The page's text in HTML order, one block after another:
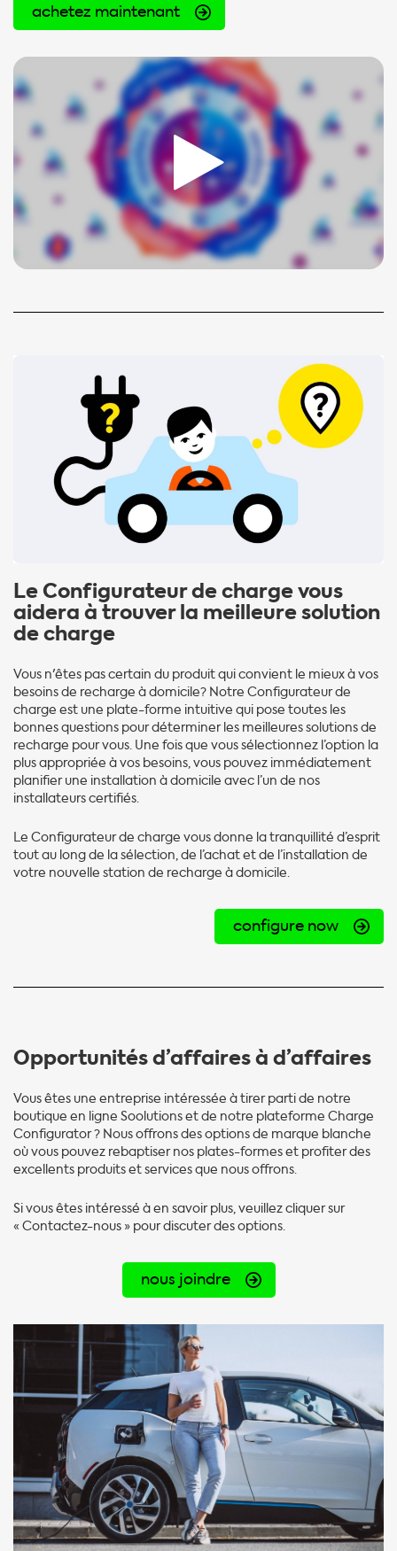
achetez maintenant
Le Configurateur de charge vous
aidera à trouver la meilleure solution
de charge
Vous n'êtes pas certain du produit qui convient le mieux à vos
besoins de recharge à domicile? Notre Configurateur de
charge est une plate-forme intuitive qui pose toutes les
bonnes questions pour déterminer les meilleures solutions de
recharge pour vous. Une fois que vous sélectionnez l’option la
plus appropriée à vos besoins, vous pouvez immédiatement
planifier une installation à domicile avec l’un de nos
installateurs certifiés.
Le Configurateur de charge vous donne la tranquillité d’esprit
tout au long de la sélection, de l’achat et de l’installation de
votre nouvelle station de recharge à domicile.
configure now
Opportunités d’affaires à d’affaires
Vous êtes une entreprise intéressée à tirer parti de notre
boutique en ligne Soolutions et de notre plateforme Charge
Configurator ? Nous offrons des options de marque blanche
où vous pouvez rebaptiser nos plates-formes et profiter des
excellents produits et services que nous offrons.
Si vous êtes intéressé à en savoir plus, veuillez cliquer sur
« Contactez-nous » pour discuter des options.
nous joindre